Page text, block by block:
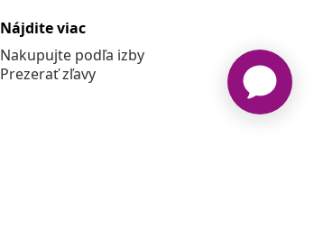
Nájdite viac
Nakupujte podľa izby
Prezerať zľavy